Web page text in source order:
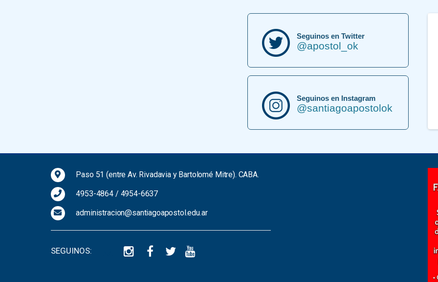
Seguinos en Twitter
@apostol_ok
Seguinos en Instagram
@santiagoapostolok
Paso 51 (entre Av. Rivadavia y Bartolomé Mitre). CABA.
4953-4864 / 4954-6637
administracion@santiagoapostol.edu.ar
SEGUINOS: